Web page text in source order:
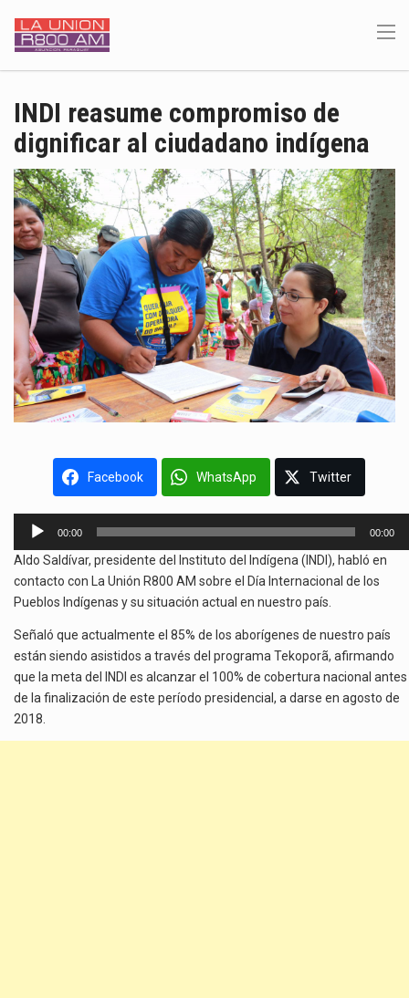
INDI reasume compromiso de
dignificar al ciudadano indígena
Facebook WhatsApp Twitter
Reproductor
audio
00:00 00:00
Aldo Saldívar, presidente del Instituto del Indígena (INDI), habló en
contacto con La Unión R800 AM sobre el Día Internacional de los
Pueblos Indígenas y su situación actual en nuestro país.
Señaló que actualmente el 85% de los aborígenes de nuestro país
están siendo asistidos a través del programa Tekoporã, afirmando
que la meta del INDI es alcanzar el 100% de cobertura nacional antes
de la finalización de este período presidencial, a darse en agosto de
2018.